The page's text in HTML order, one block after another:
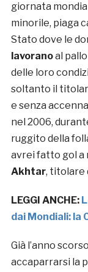
giornata
minorile, piaga
Stato dove le
lavoranoal
delle loro
soltanto il
e senza
nel 2006,
ruggito della
avrei fatto gol a
Akhtar, titolare
LEGGI ANCHE:
dai Mondiali: la
Già l’anno scorso
accaparrarsi la